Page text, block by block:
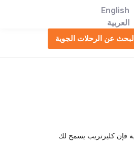
English
العربية
فإن كليرتريب يسمح لك